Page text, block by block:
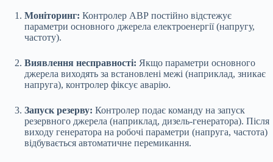
Моніторинг: Контролер АВР постійно відстежує
параметри основного джерела електроенергії (напругу,
частоту).
Виявлення несправності: Якщо параметри основного
джерела виходять за встановлені межі (наприклад, зникає
напруга), контролер фіксує аварію.
Запуск резерву: Контролер подає команду на запуск
резервного джерела (наприклад, дизель-генератора). Після
виходу генератора на робочі параметри (напруга, частота)
відбувається автоматичне перемикання.